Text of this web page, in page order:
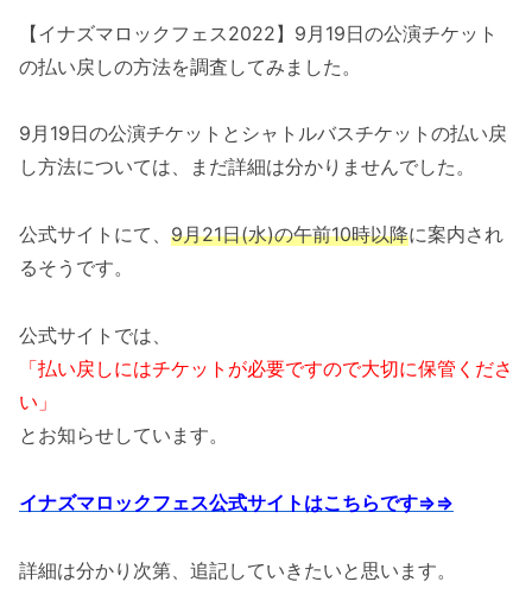
【イナズマロックフェス2022】9月19日の公演チケット
の払い戻しの方法を調査してみました。
9月19日の公演チケットとシャトルバスチケットの払い戻
し方法については、まだ詳細は分かりませんでした。
公式サイトにて、 9月21日(水)の午前10時以降に案内され
るそうです。
公式サイトでは、
「払い戻しにはチケットが必要ですので大切に保管くださ
い」
とお知らせしています。
イナズマロックフェス公式サイトはこちらです⇒⇒
詳細は分かり次第、追記していきたいと思います。